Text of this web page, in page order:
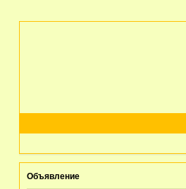
Объявление